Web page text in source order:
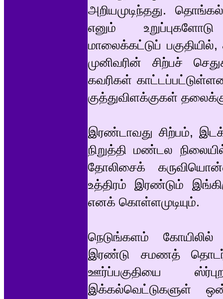
அறியமுடிந்தது.
எனும்
மாலைக்கட்டுப்
முனிவரின் சிற்பச்
கவரிகள்
குத்துவிளக்குகள்
இரண்டாவது சிற்பம்,
நிறுத்தி மண்டல
தோலிசைக்
உத்திரம் இரண்டும்
எனக் கொள்ளமுடியும்.
நெடுங்களம் கோயிலில்
இரண்டு சமணத்
ஊர்ப்பகுதியை
இக்கல்வெட்டுகளுள்